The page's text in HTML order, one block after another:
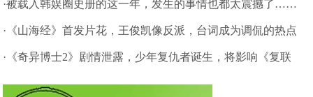
·被载入韩娱圈史册的这一年，发生的事情也都太震撼了……
·《山海经》首发片花，王俊凯像反派，台词成为调侃的热点
·《奇异博士2》剧情泄露，少年复仇者诞生，将影响《复联
5》